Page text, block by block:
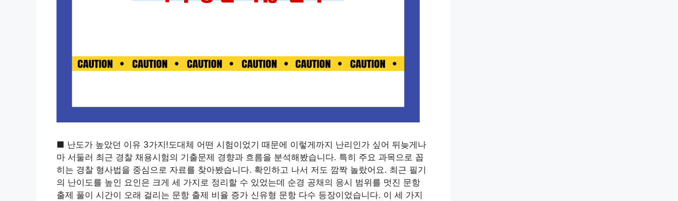
■ 난도가 높았던 이유 3가지!도대체 어떤 시험이었기 때문에 이렇게까지 난리인가 싶어 뒤늦게나
마 서둘러 최근 경찰 채용시험의 기출문제 경향과 흐름을 분석해봤습니다. 특히 주요 과목으로 꼽
히는 경찰 형사법을 중심으로 자료를 찾아봤습니다. 확인하고 나서 저도 깜짝 놀랐어요. 최근 필기
의 난이도를 높인 요인은 크게 세 가지로 정리할 수 있었는데 순경 공채의 응시 범위를 멋진 문항
출제 풀이 시간이 오래 걸리는 문항 출제 비율 증가 신유형 문항 다수 등장이었습니다. 이 세 가지